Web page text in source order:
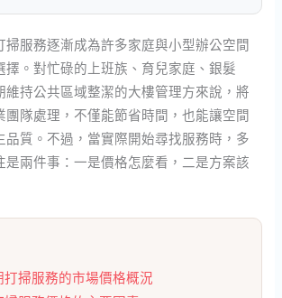
掃服務逐漸成為許多家庭與小型辦公空間
擇。對忙碌的上班族、育兒家庭、銀髮
維持公共區域整潔的大樓管理方來說，將
團隊處理，不僅能節省時間，也能讓空間
品質。不過，當實際開始尋找服務時，多
是兩件事：一是價格怎麼看，二是方案該
打掃服務的市場價格概況